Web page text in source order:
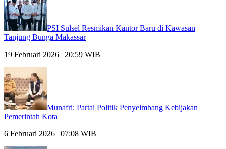
PSI Sulsel Resmikan Kantor Baru di Kawasan
Tanjung Bunga Makassar
19 Februari 2026 | 20:59 WIB
Munafri: Partai Politik Penyeimbang Kebijakan
Pemerintah Kota
6 Februari 2026 | 07:08 WIB